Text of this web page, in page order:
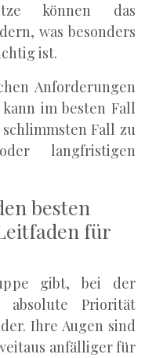
können das
was besonders
ist.
Anforderungen
im besten Fall
Fall zu
langfristigen
besten
für
gibt, bei der
absolute Priorität
Ihre Augen sind
anfälliger für